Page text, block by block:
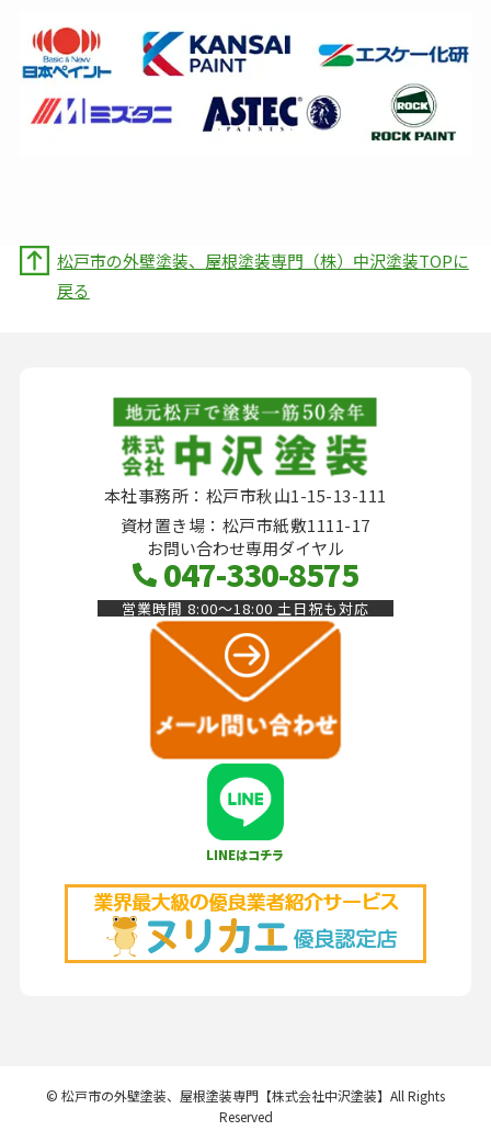
松戸市の外壁塗装、屋根塗装専門（株）中沢塗装TOPに
戻る
本社事務所：松戸市秋山1-15-13-111
資材置き場：松戸市紙敷1111-17
お問い合わせ専用ダイヤル
047-330-8575
営業時間 8:00～18:00 土日祝も対応
LINEはコチラ
© 松戸市の外壁塗装、屋根塗装専門【株式会社中沢塗装】All Rights
Reserved